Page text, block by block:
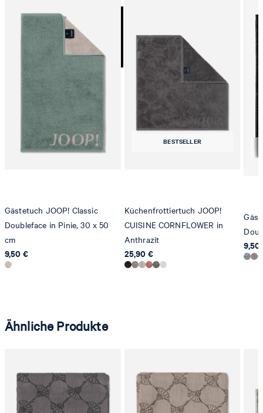
Trommeltrocknen allgemein
78467 Konstanz
Deutschland
contact@strellson.com
Produzent
Strellson AG
Sonnenwiesenstrasse 21
8280 Kreuzlingen
Schweiz
Gästetuch JOOP! Classic
Doubleface in Pinie, 30 x 50
cm
9,50 €
BESTSELLER
Küchenfrottiertuch JOOP!
CUISINE CORNFLOWER in
Anthrazit
25,90 €
9,50
Ähnliche Produkte